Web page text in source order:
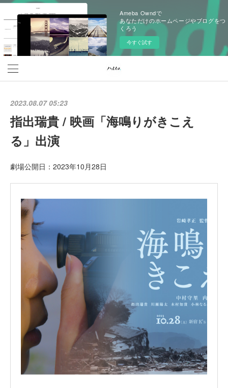
Ameba Owndで
あなただけのホームページやブログをつ
くろう
今すぐ試す
2023.08.07 05:23
指出瑞貴 / 映画「海鳴りがきこえ
る」出演
劇場公開日：2023年10月28日